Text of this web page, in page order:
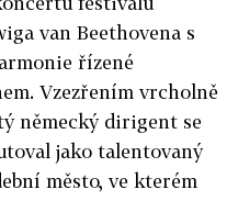
van Beethovena s
řízené
Vzezřením vrcholně
německý dirigent se
jako talentovaný
město, ve kterém